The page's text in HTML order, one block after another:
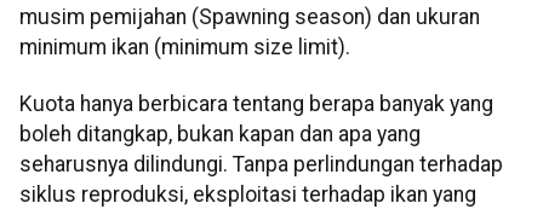
musim pemijahan (Spawning season) dan ukuran
minimum ikan (minimum size limit).
Kuota hanya berbicara tentang berapa banyak yang
boleh ditangkap, bukan kapan dan apa yang
seharusnya dilindungi. Tanpa perlindungan terhadap
siklus reproduksi, eksploitasi terhadap ikan yang